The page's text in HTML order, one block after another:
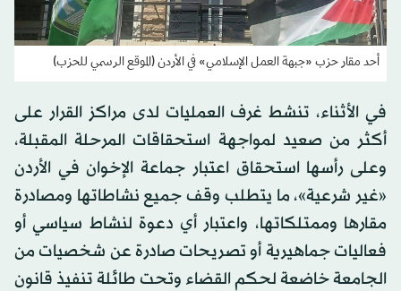
أحد مقار حزب «جبهة العمل الإسلامي» في الأردن (الموقع الرسمي للحزب)
في الأثناء، تنشط غرف العمليات لدى مراكز القرار على
أكثر من صعيد لمواجهة استحقاقات المرحلة المقبلة،
وعلى رأسها استحقاق اعتبار جماعة الإخوان في الأردن
«غير شرعية»، ما يتطلب وقف جميع نشاطاتها ومصادرة
مقارها وممتلكاتها، واعتبار أي دعوة لنشاط سياسي أو
فعاليات جماهيرية أو تصريحات صادرة عن شخصيات من
الجامعة خاضعة لحكم القضاء وتحت طائلة تنفيذ قانون